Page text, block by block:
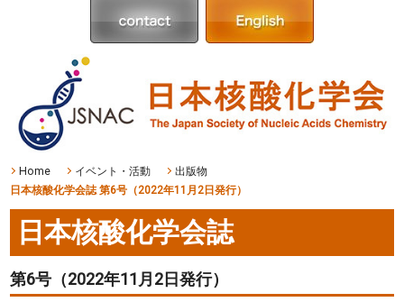
Home イベント・活動
出版物
日本核酸化学会誌 第6号（2022年11月2日発行）
日本核酸化学会誌
第6号（2022年11月2日発行）